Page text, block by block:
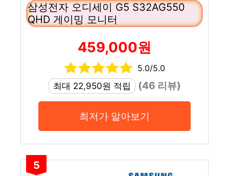
삼성전자 오디세이 G5 S32AG550
QHD 게이밍 모니터
459,000원
5.0/5.0
최대 22,950원 적립
(46 리뷰)
최저가 알아보기
5